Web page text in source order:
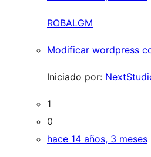
ROBALGM
Modificar wordpress
Iniciado por:
1
0
hace 14 años, 3 meses